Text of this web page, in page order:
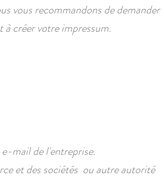
vous recommandons de demander
à créer votre impressum.
mail de l'entreprise.
et des sociétés ou autre autorité